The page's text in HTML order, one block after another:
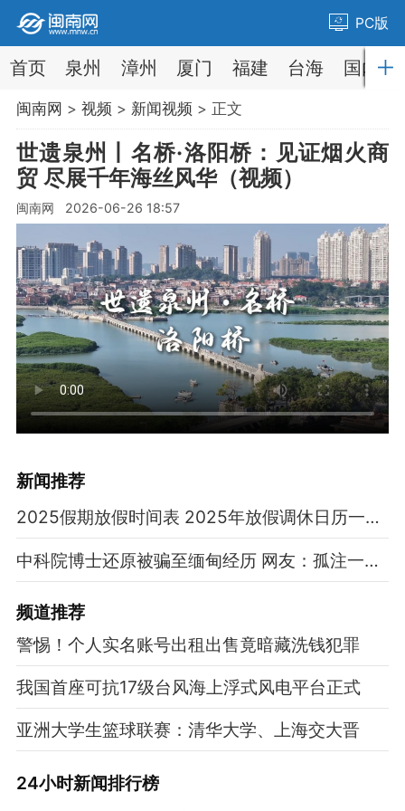
PC版
首页 泉州 漳州 厦门 福建 台海 国内
闽南网 > 视频 > 新闻视频 > 正文
世遗泉州丨名桥·洛阳桥：见证烟火商
贸 尽展千年海丝风华（视频）
闽南网 2026-06-26 18:57
新闻推荐
2025假期放假时间表 2025年放假调休日历一览表
中科院博士还原被骗至缅甸经历 网友：孤注一掷现实版
频道推荐
警惕！个人实名账号出租出售竟暗藏洗钱犯罪
我国首座可抗17级台风海上浮式风电平台正式
亚洲大学生篮球联赛：清华大学、上海交大晋
24小时新闻排行榜